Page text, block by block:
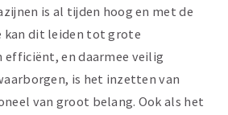
is al tijden hoog en met de
dit leiden tot grote
efficiënt, en daarmee veilig
is het inzetten van
van groot belang. Ook als het